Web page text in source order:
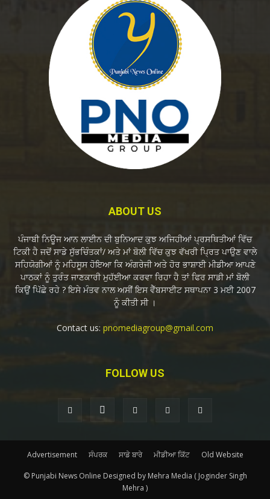
ABOUT US
ਪੰਜਾਬੀ ਨਿਊਜ ਆਨ ਲਾਈਨ ਦੀ ਬੁਨਿਆਦ ਕੁਝ ਅਜਿਹੀਆਂ ਪ੍ਰਸਥਿਤੀਆਂ ਵਿੱਚ
ਟਿਕੀ ਹੈ ਜਦੋਂ ਸਾਡੇ ਸੁੱਭਚਿੰਤਕਾਂ/ ਅਤੇ ਮਾਂ ਬੋਲੀ ਵਿੱਚ ਕੁਝ ਵੱਖਰੀ ਪ੍ਰਿਤ ਪਾਉਣ ਵਾਲੇ
ਸਹਿਯੋਗੀਆਂ ਨੂੰ ਮਹਿਸੂਸ ਹੋਇਆ ਕਿ ਅੰਗਰੇਜੀ ਅਤੇ ਹੋਰ ਭਾਸ਼ਾਈ ਮੀਡੀਆ ਆਪਣੇ
ਪਾਠਕਾਂ ਨੂੰ ਤੁਰੰਤ ਜਾਣਕਾਰੀ ਮੁਹੱਈਆ ਕਰਵਾ ਰਿਹਾ ਹੈ ਤਾਂ ਫਿਰ ਸਾਡੀ ਮਾਂ ਬੋਲੀ
ਕਿਉਂ ਪਿੱਛੇ ਰਹੇ ? ਇਸੇ ਮੰਤਵ ਨਾਲ ਅਸੀਂ ਇਸ ਵੈੱਬਸਾਈਟ ਸਥਾਪਨਾ 3 ਮਈ 2007
ਨੂੰ ਕੀਤੀ ਸੀ ।
Contact us: pnomediagroup@gmail.com
FOLLOW US
Advertisement ਸੰਪਰਕ ਸਾਡੇ ਬਾਰੇ ਮੀਡੀਆ ਕਿੱਟ Old Website
© Punjabi News Online Designed by Mehra Media ( Joginder Singh
Mehra )